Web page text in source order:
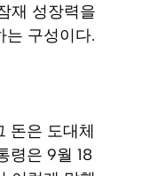
재 성장력을
는 구성이다.
돈은 도대체
령은 9월 18